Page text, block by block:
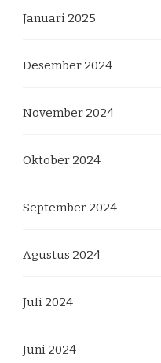
Januari 2025
Desember 2024
November 2024
Oktober 2024
September 2024
Agustus 2024
Juli 2024
Juni 2024